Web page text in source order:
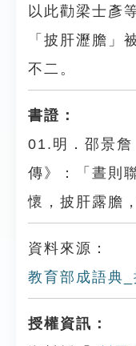
以此勸梁士彥
「披肝瀝膽」
不二。
書證：
01.明．邵景詹
傳》：「晝則
懷，披肝露膽
資料來源：
教育部成語典
授權資訊：